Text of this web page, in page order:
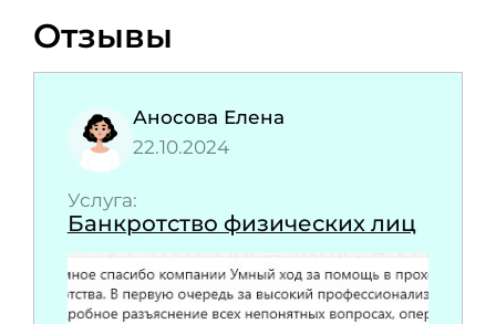
Отзывы
Аносова Елена
22.10.2024
Услуга:
Банкротство физических лиц